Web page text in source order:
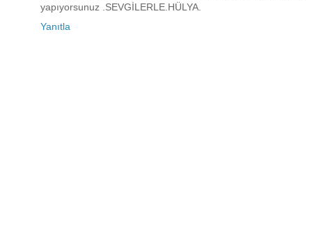
yapıyorsunuz .SEVGİLERLE.HÜLYA.
Yanıtla